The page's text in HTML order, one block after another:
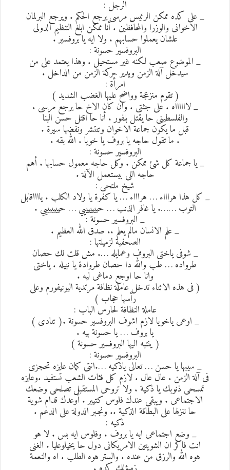
الرجل :
_ على كده ممكن الرئيس مرسى يرجع الحكم . ويرجع البرلمان
الاخوانى والوزرا والمحافظين . أنا ممكن ابلغ التنظيم الدولى
علشان يعملوا حسابهم . ولا ايه يا بروفسير .
البروفسير حسونة :
_ الموضوع صعب لكنه غير مستحيل . وهذا يعتمد على من
سيدخل آلة الزمن ويدير حركة الزمن من الداخل .
امرأة :
( تقوم منزعجة وواضح عليها الغضب الشديد )
_ لااااااه . على جثتى . وان كان الاخ حا يرجع مرسى .
والفلسطينى حا يقتل بلفور . أنا حا اقتل حسن البنا
قبل ما يكون جماعة الاخوان وتنتشر ونفضها سيرة .
. ما تقول حاجه يا بروف يا خويا . الله بقه .
البروفسير حسونة :
_ يا جماعة كل شئ ممكن . وكل حاجه معمول حسابها . أهم
حاجه اللى بيستعمل الآلة .
شيخ ملتحى :
_ كل هذا هراااء … هراااء … يا كفرة يا ولاد الكلب . يااااقابل
التوب ……. يا غافر الذنب … حيييييييي … حيييييييي .
_ البروفسير حسونة :
_ علم الانسان مالم يعلم .. صدق الله العظيم .
الصحفية لزميلتها :
_ شوفى ياختى البروف وعمايله …. مش قلت لك حصان
طرواده … طب والله دا حصان طروادة يا نبيله . ياختى
وانا حا اوجع دماغى ليه .
( فى هذه الاثناء تدخل عاملة نظافة مرتدية اليونيفورم وعلى
رأسها حجاب )
عاملة النظافة لحارس الباب :
_ اوعى ياخويا لازم اشوف البروفسير حسونة .( تنادى )
يا بروف … يا حسونة بيه .
( ينتبه اليها البروفسير حسونة )
البروفسير حسونة :
_ سيبها يا حسن … تعالى ياذكيه ….انتى كمان عايزه تحجزى
فى آلة الزمن . عال عال . لازم كل فئات الشعب تستفيد .وعايزه
تمسحى ذنوبك يا ذكية . ولا تروحى المستقبل تصلحى وضعك
الاجتماعى . ويبقى عندك فلوس كتيير . أوعدك قدام شوية
حا ننزلها على البطاقة الذكية .. ونجبر الدولة على الدعم .
ذكيه :
_ وضع اجتماعى ايه يا بروف . وفلوس ايه بس . لا هو
انت فاكر ان الشويتين الامريكانى دول حا يخيلوعليا . الغنى
هوه الله والرزق من عنده . والستر هوه الطلب . اه والنعمة